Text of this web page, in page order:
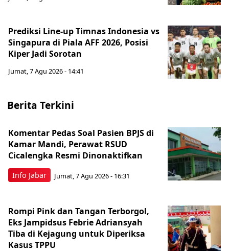
Prediksi Line-up Timnas Indonesia vs
Singapura di Piala AFF 2026, Posisi
Kiper Jadi Sorotan
Jumat, 7 Agu 2026 - 14:41
Berita Terkini
Info Jabar
Komentar Pedas Soal Pasien BPJS di
Kamar Mandi, Perawat RSUD
Cicalengka Resmi Dinonaktifkan
Jumat, 7 Agu 2026 - 16:31
Rompi Pink dan Tangan Terborgol,
Eks Jampidsus Febrie Adriansyah
Tiba di Kejagung untuk Diperiksa
Kasus TPPU